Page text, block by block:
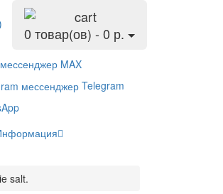
0 товар(ов) - 0 р.
MAX
Telegram
salt.